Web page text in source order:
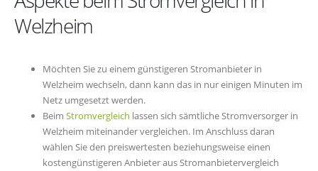
Welzheim
Möchten Sie zu einem günstigeren Stromanbieter in
Welzheim wechseln, dann kann das in nur einigen Minuten im
Netz umgesetzt werden.
Beim Stromvergleich lassen sich sämtliche Stromversorger in
Welzheim miteinander vergleichen. Im Anschluss daran
wählen Sie den preiswertesten beziehungsweise einen
kostengünstigeren Anbieter aus Stromanbietervergleich